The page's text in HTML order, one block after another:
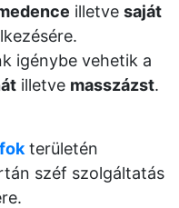
illetve saját
igénybe vehetik a
illetve masszázst.
területén
széf szolgáltatás